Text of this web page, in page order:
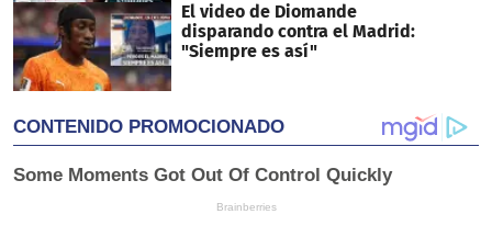
El video de Diomande
disparando contra el Madrid:
"Siempre es así"